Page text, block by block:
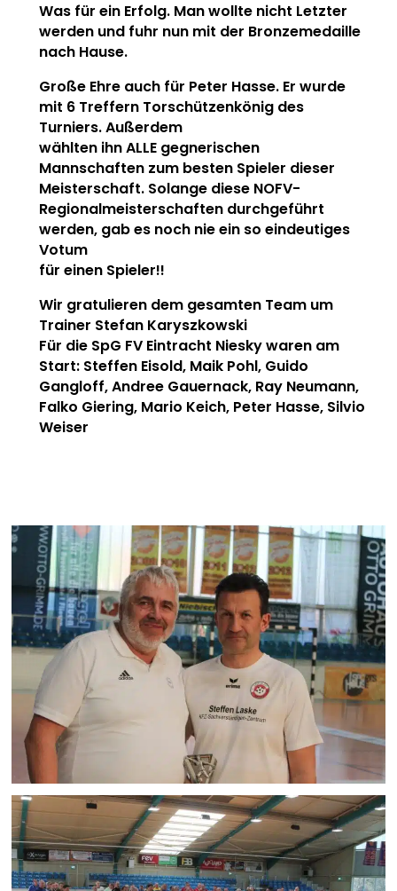
Was für ein Erfolg. Man wollte nicht Letzter
werden und fuhr nun mit der Bronzemedaille
nach Hause.
Große Ehre auch für Peter Hasse. Er wurde
mit 6 Treffern Torschützenkönig des
Turniers. Außerdem
wählten ihn ALLE gegnerischen
Mannschaften zum besten Spieler dieser
Meisterschaft. Solange diese NOFV-
Regionalmeisterschaften durchgeführt
werden, gab es noch nie ein so eindeutiges
Votum
für einen Spieler!!
Wir gratulieren dem gesamten Team um
Trainer Stefan Karyszkowski
Für die SpG FV Eintracht Niesky waren am
Start: Steffen Eisold, Maik Pohl, Guido
Gangloff, Andree Gauernack, Ray Neumann,
Falko Giering, Mario Keich, Peter Hasse, Silvio
Weiser